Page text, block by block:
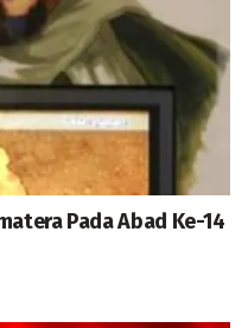
Pada Abad Ke-14